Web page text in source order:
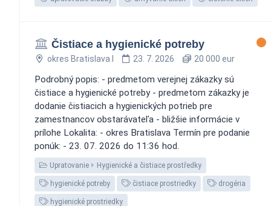
Čistiace a hygienické potreby
okres Bratislava I 23. 7. 2026 20 000 eur
Podrobný popis: - predmetom verejnej zákazky sú
čistiace a hygienické potreby - predmetom zákazky je
dodanie čistiacich a hygienických potrieb pre
zamestnancov obstarávateľa - bližšie informácie v
prílohe Lokalita: - okres Bratislava Termín pre podanie
ponúk: - 23. 07. 2026 do 11:36 hod.
Upratovanie Hygienické a čistiace prostředky
hygienické potreby čistiace prostriedky drogéria
hygienické prostriedky